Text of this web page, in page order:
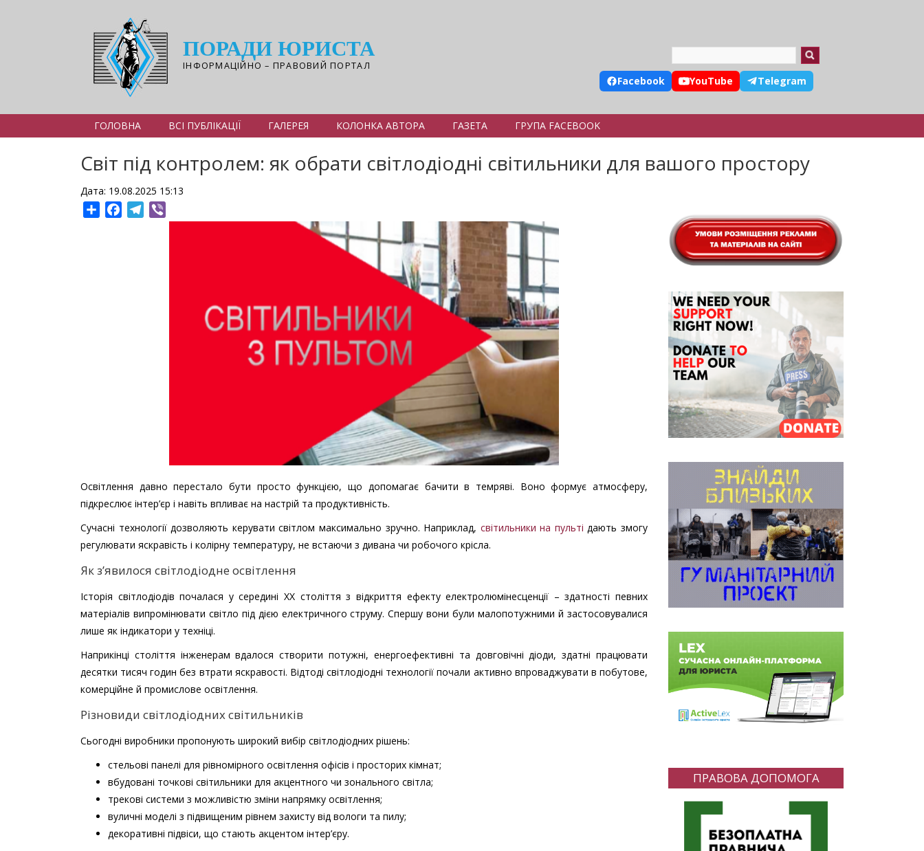
ПОРАДИ ЮРИСТА
ІНФОРМАЦІЙНО – ПРАВОВИЙ ПОРТАЛ
Facebook YouTube Telegram
ГОЛОВНА ВСІ ПУБЛІКАЦІЇ ГАЛЕРЕЯ КОЛОНКА АВТОРА ГАЗЕТА ГРУПА FACEBOOK
Світ під контролем: як обрати світлодіодні світильники для вашого простору
Дата: 19.08.2025 15:13
ShareFacebookTelegram
Освітлення давно перестало бути просто функцією, що допомагає бачити в темряві. Воно формує атмосферу,
підкреслює інтер’єр і навіть впливає на настрій та продуктивність.
Сучасні технології дозволяють керувати світлом максимально зручно. Наприклад, світильники на пульті дають змогу
регулювати яскравість і колірну температуру, не встаючи з дивана чи робочого крісла.
Як з’явилося світлодіодне освітлення
Історія світлодіодів почалася у середині XX століття з відкриття ефекту електролюмінесценції – здатності певних
матеріалів випромінювати світло під дією електричного струму. Спершу вони були малопотужними й застосовувалися
лише як індикатори у техніці.
Наприкінці століття інженерам вдалося створити потужні, енергоефективні та довговічні діоди, здатні працювати
десятки тисяч годин без втрати яскравості. Відтоді світлодіодні технології почали активно впроваджувати в побутове,
комерційне й промислове освітлення.
Різновиди світлодіодних світильників
Сьогодні виробники пропонують широкий вибір світлодіодних рішень:
стельові панелі для рівномірного освітлення офісів і просторих кімнат;
вбудовані точкові світильники для акцентного чи зонального світла;
трекові системи з можливістю зміни напрямку освітлення;
вуличні моделі з підвищеним рівнем захисту від вологи та пилу;
декоративні підвіси, що стають акцентом інтер’єру.
ПРАВОВА ДОПОМОГА